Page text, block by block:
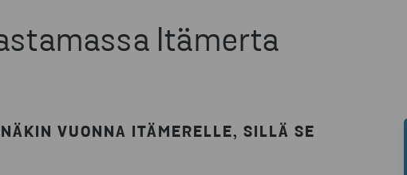
Itämerta
VUONNA ITÄMERELLE, SILLÄ SE